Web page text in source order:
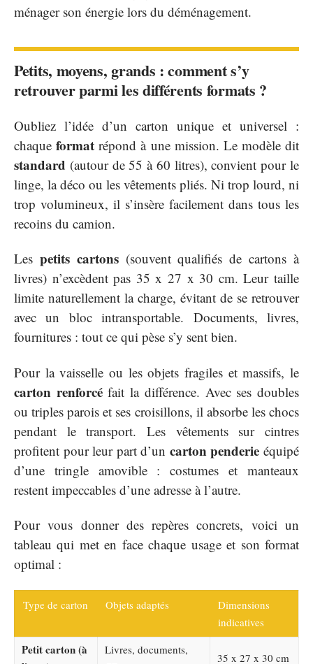
ménager son énergie lors du déménagement.
Petits, moyens, grands : comment s’y
retrouver parmi les différents formats ?
Oubliez l’idée d’un carton unique et universel :
chaqueformat répond à une mission. Le modèle dit
standard (autour de 55 à 60 litres), convient pour le
linge, la déco ou les vêtements pliés. Ni trop lourd, ni
trop volumineux, il s’insère facilement dans tous les
recoins du camion.
Les petits cartons(souvent qualifiés de cartons à
livres) n’excèdent pas 35 x 27 x 30 cm. Leur taille
limite naturellement la charge, évitant de se retrouver
avec un bloc intransportable. Documents, livres,
fournitures : tout ce qui pèse s’y sent bien.
Pour la vaisselle ou les objets fragiles et massifs, le
carton renforcéfait la différence. Avec ses doubles
ou triples parois et ses croisillons, il absorbe les chocs
pendant le transport. Les vêtements sur cintres
profitent pour leur part d’un carton penderie équipé
d’une tringle amovible : costumes et manteaux
restent impeccables d’une adresse à l’autre.
Pour vous donner des repères concrets, voici un
tableau qui met en face chaque usage et son format
optimal :
Type de carton Objets adaptés
Dimensions
indicatives
Petit carton (à
Livres, documents,
35 x 27 x 30 cm